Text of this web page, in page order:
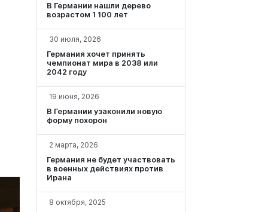
В Германии нашли дерево
возрастом 1 100 лет
30 июля, 2026
Германия хочет принять
чемпионат мира в 2038 или
2042 году
19 июня, 2026
В Германии узаконили новую
форму похорон
2 марта, 2026
Германия не будет участвовать
в военных действиях против
Ирана
8 октября, 2025